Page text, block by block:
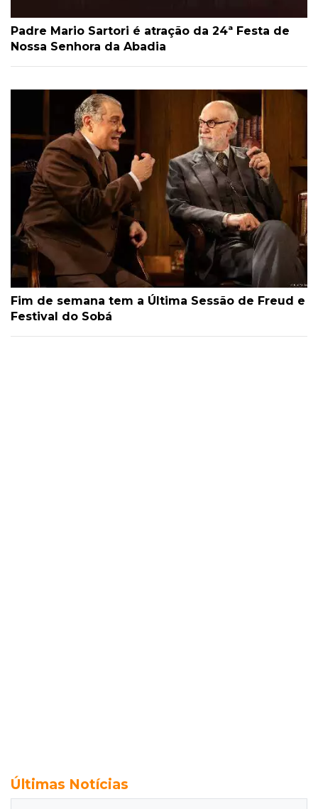
Padre Mario Sartori é atração da 24ª Festa de
Nossa Senhora da Abadia
Fim de semana tem a Última Sessão de Freud e
Festival do Sobá
Últimas Notícias